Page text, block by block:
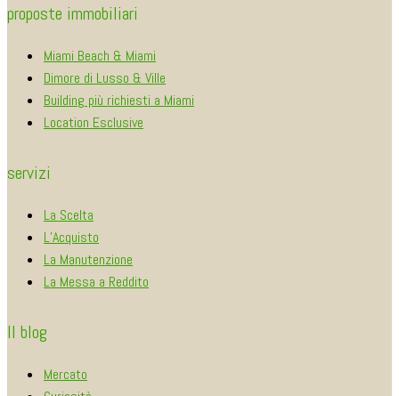
proposte immobiliari
Miami Beach & Miami
Dimore di Lusso & Ville
Building più richiesti a Miami
Location Esclusive
servizi
La Scelta
L’Acquisto
La Manutenzione
La Messa a Reddito
Il blog
Mercato